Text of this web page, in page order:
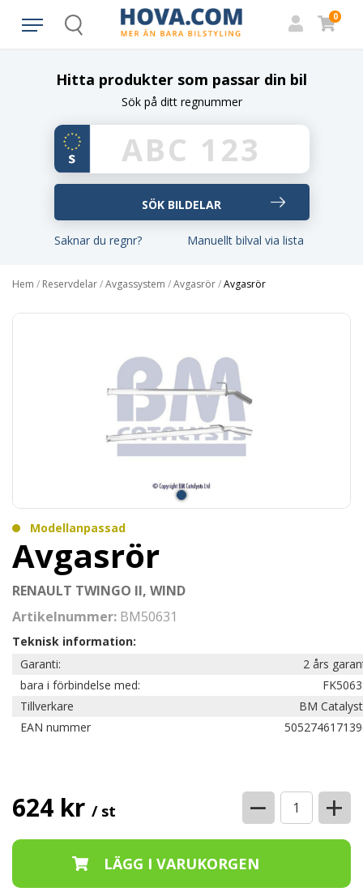
Search
0
Hitta produkter som passar din bil
Sök på ditt regnummer
Saknar du regnr? Manuellt bilval via lista
Hem / Reservdelar/Avgassystem /Avgasrör/Avgasrör
Modellanpassad
Avgasrör
RENAULT TWINGO II, WIND
Artikelnummer: BM50631
Teknisk information:
Garanti:
2 års
bara i förbindelse med:
Tillverkare
BM
EAN nummer
624 kr / st − +